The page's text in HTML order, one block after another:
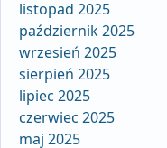
listopad 2025
październik 2025
wrzesień 2025
sierpień 2025
lipiec 2025
czerwiec 2025
maj 2025